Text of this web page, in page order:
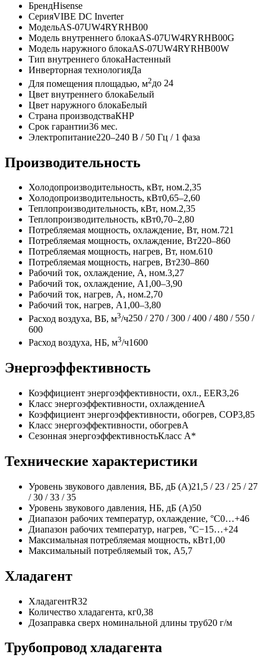
БрендHisense
СерияVIBE DC Inverter
МодельAS-07UW4RYRHB00
Модель внутреннего блокаAS-07UW4RYRHB00G
Модель наружного блокаAS-07UW4RYRHB00W
Тип внутреннего блокаНастенный
Инверторная технологияДа
Для помещения площадью, м2до 24
Цвет внутреннего блокаБелый
Цвет наружного блокаБелый
Страна производстваКНР
Срок гарантии36 мес.
Электропитание220–240 В / 50 Гц / 1 фаза
Производительность
Холодопроизводительность, кВт, ном.2,35
Холодопроизводительность, кВт0,65–2,60
Теплопроизводительность, кВт, ном.2,35
Теплопроизводительность, кВт0,70–2,80
Потребляемая мощность, охлаждение, Вт, ном.721
Потребляемая мощность, охлаждение, Вт220–860
Потребляемая мощность, нагрев, Вт, ном.610
Потребляемая мощность, нагрев, Вт230–860
Рабочий ток, охлаждение, А, ном.3,27
Рабочий ток, охлаждение, А1,00–3,90
Рабочий ток, нагрев, А, ном.2,70
Рабочий ток, нагрев, А1,00–3,80
Расход воздуха, ВБ, м3/ч250 / 270 / 300 / 400 / 480 / 550 /
600
Расход воздуха, НБ, м3/ч1600
Энергоэффективность
Коэффициент энергоэффективности, охл., EER3,26
Класс энергоэффективности, охлаждениеA
Коэффициент энергоэффективности, обогрев, COP3,85
Класс энергоэффективности, обогревA
Сезонная энергоэффективностьКласс A*
Технические характеристики
Уровень звукового давления, ВБ, дБ (А)21,5 / 23 / 25 / 27
/ 30 / 33 / 35
Уровень звукового давления, НБ, дБ (А)50
Диапазон рабочих температур, охлаждение, °C0…+46
Диапазон рабочих температур, нагрев, °C−15…+24
Максимальная потребляемая мощность, кВт1,00
Максимальный потребляемый ток, А5,7
Хладагент
ХладагентR32
Количество хладагента, кг0,38
Дозаправка сверх номинальной длины труб20 г/м
Трубопровод хладагента